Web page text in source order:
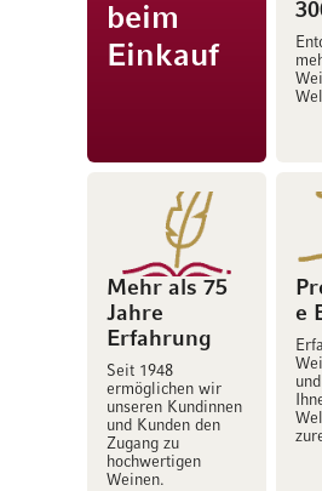
beim
Einkauf
Mehr als 75
Jahre
Erfahrung
Seit 1948
ermöglichen wir
unseren Kundinnen
und Kunden den
Zugang zu
hochwertigen
Weinen.
e